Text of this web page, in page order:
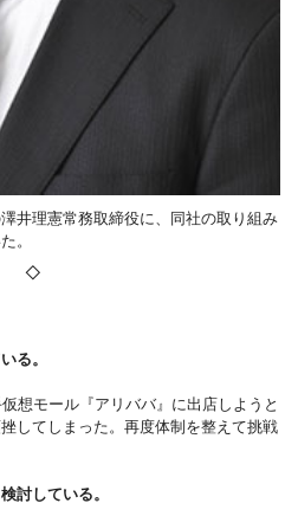
井理憲常務取締役に、同社の取り組み
。
◇
る。
想モール『アリババ』に出店しようと
してしまった。再度体制を整えて挑戦
している。